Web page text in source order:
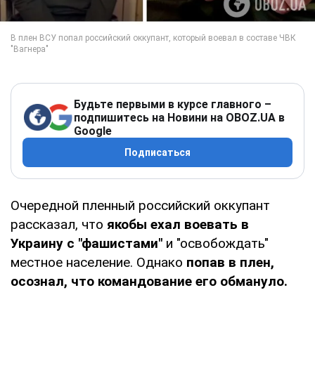
Будьте первыми в курсе главного –
подпишитесь на Новини на OBOZ.UA в
Google
Подписаться
Очередной пленный российский оккупант
рассказал, что якобы ехал воевать в
Украину с "фашистами" и "освобождать"
местное население. Однако попав в плен,
осознал, что командование его обмануло.